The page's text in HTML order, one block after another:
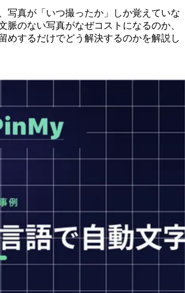
写真が「いつ撮ったか」しか覚えていな
脈のない写真がなぜコストになるのか、
めするだけでどう解決するのかを解説し